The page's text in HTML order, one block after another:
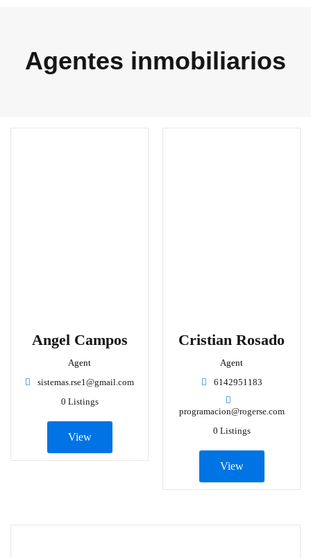
Agentes inmobiliarios
Angel Campos
Agent
sistemas.rse1@gmail.com
0 Listings
View
Cristian Rosado
Agent
6142951183
programacion@rogerse.com
0 Listings
View